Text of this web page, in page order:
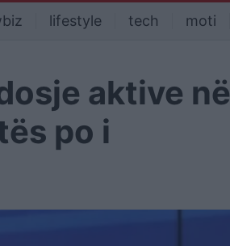
lifestyle tech moti
aktive në
po i